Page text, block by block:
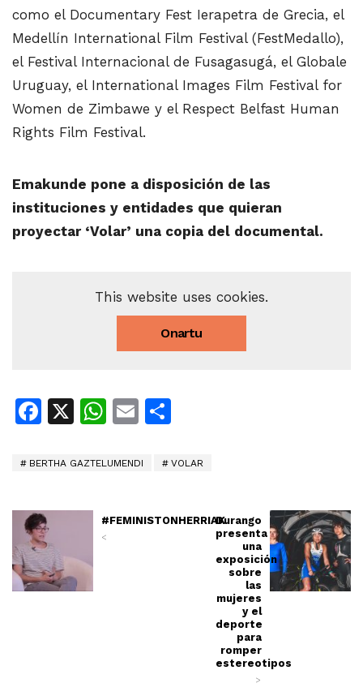
como el Documentary Fest Ierapetra de Grecia, el
Medellín International Film Festival (FestMedallo),
el Festival Internacional de Fusagasugá, el Globale
Uruguay, el International Images Film Festival for
Women de Zimbawe y el Respect Belfast Human
Rights Film Festival.
Emakunde pone a disposición de las
instituciones y entidades que quieran
proyectar ‘Volar’ una copia del documental.
This website uses cookies.
Onartu
Facebook
X WhatsApp
Email
BERTHA GAZTELUMENDI VOLAR
#FEMINISTONHERRIAK
<
Durango
presenta
una
exposición
sobre
las
mujeres
y el
deporte
para
romper
estereotipos
>